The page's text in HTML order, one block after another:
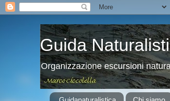
Guida
Organizzazione escursioni